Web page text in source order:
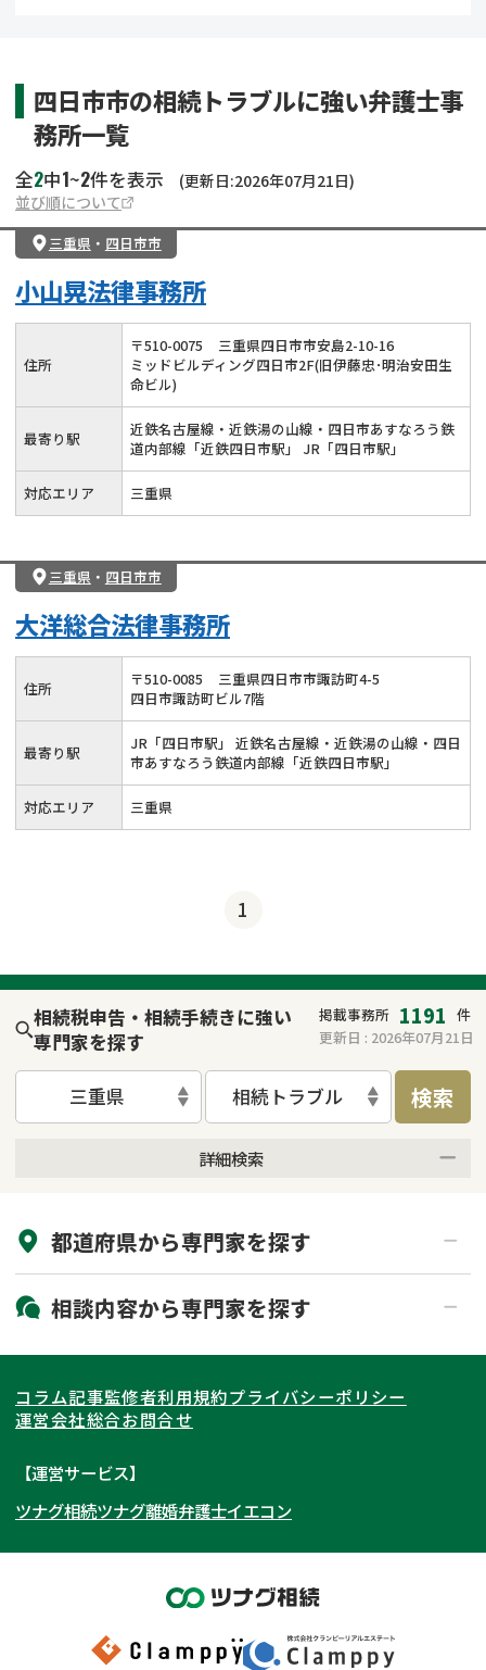
四日市市の相続トラブルに強い弁護士事
務所一覧
全2中1~2件を表示
(更新日:2026年07月21日)
並び順について
三重県 ・ 四日市市
小山晃法律事務所
住所
〒510-0075
三重県四日市市安島2-10-16
ミッドビルディング四日市2F(旧伊藤忠･明治安田生
命ビル)
最寄り駅
近鉄名古屋線・近鉄湯の山線・四日市あすなろう鉄
道内部線「近鉄四日市駅」 JR「四日市駅」
対応エリア 三重県
三重県 ・ 四日市市
大洋総合法律事務所
住所 〒510-0085
三重県四日市市諏訪町4-5
四日市諏訪町ビル7階
最寄り駅
JR「四日市駅」 近鉄名古屋線・近鉄湯の山線・四日
市あすなろう鉄道内部線「近鉄四日市駅」
対応エリア 三重県
1
相続税申告・相続手続きに強い
専門家を探す
掲載事務所 1191 件
更新日 : 2026年07月21日
三重県 相続トラブル 検索
詳細検索
初回相談無料
土日祝の相談可能
都道府県から専門家を探す
北海道・東北
北海道 青森県
岩手県 宮城県
秋田県
福島県
関東
東京都 神奈川県
埼玉県
茨城県 群馬県
東海
愛知県
岐阜県 山梨県
関西
大阪府 京都府
奈良県
和歌山県
北陸・甲信越
石川県
富山県
岡山県
九州・沖縄
相談内容から専門家を探す
相続登記
遺産分割
相続手続き
家族信託
成年後見・任意後見
相続財産調査
不動産評価(相続不動産)
相続トラブル
コラム記事監修者利用規約プライバシーポリシー
運営会社総合お問合せ
【運営サービス】
ツナグ相続ツナグ離婚弁護士イエコン